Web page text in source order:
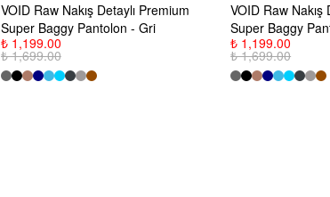
VOID Raw Nakış Detaylı Premium
Super Baggy Pantolon - Gri
₺ 1,199.00
₺ 1,699.00
VOID Raw Nakış
Super Baggy
₺ 1,199.00
₺ 1,699.00